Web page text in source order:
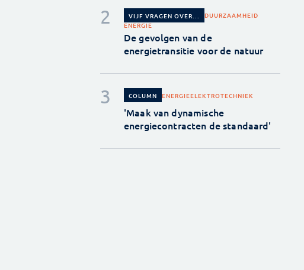
VIJF VRAGEN OVER...
DUURZAAMHEID
ENERGIE
De gevolgen van de
energietransitie voor de natuur
COLUMN ENERGIEELEKTROTECHNIEK
'Maak van dynamische
energiecontracten de standaard'